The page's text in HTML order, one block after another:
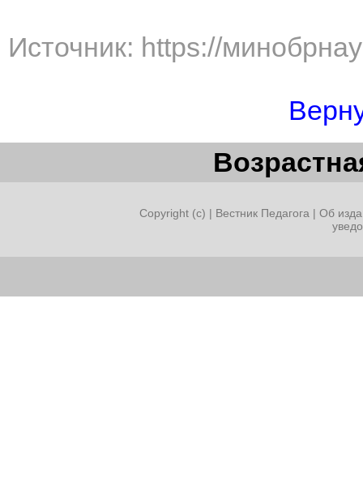
Источник: https://
Copyright (c) | Вестник Педагога | Об